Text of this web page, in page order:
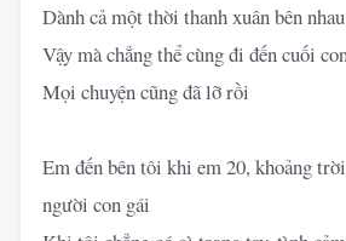
Dành cả một thời thanh xuân bên nhau
Vậy mà chẳng thể cùng đi đến cuối
Mọi chuyện cũng đã lỡ rồi
Em đến bên tôi khi em 20, khoảng
người con gái